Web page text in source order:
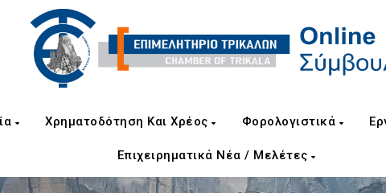
Χρηματοδότηση Και Χρέος Φορολογιστικά
Επιχειρηματικά Νέα / Μελέτες